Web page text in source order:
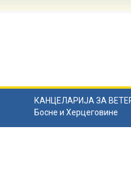
КАНЦЕЛАРИЈА ЗА
Босне и Херцеговине